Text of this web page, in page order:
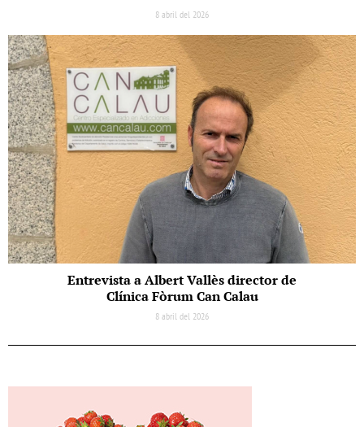
8 abril del 2026
Entrevista a Albert Vallès director de
Clínica Fòrum Can Calau
8 abril del 2026